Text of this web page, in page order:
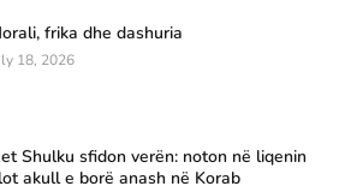
frika dhe dashuria
18, 2026
Shulku sfidon verën: noton në liqenin
akull e borë anash në Korab